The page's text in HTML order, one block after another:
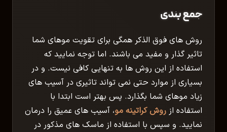
جمع بندی
روش های فوق الذکر همگی برای تقویت موهای شما
تاثیر گذار و مفید می باشند. اما توجه نمایید که
استفاده از این روش ها به تنهایی کافی نیست. و در
بسیاری از موارد حتی نمی تواند تاثیری در آسیب های
زیاد موهای شما بگذارد. پس بهتر است ابتدا با
استفاده از روش کراتینه مو، آسیب های عمیق را درمان
نمایید. و سپس با استفاده از ماسک های مذکور در